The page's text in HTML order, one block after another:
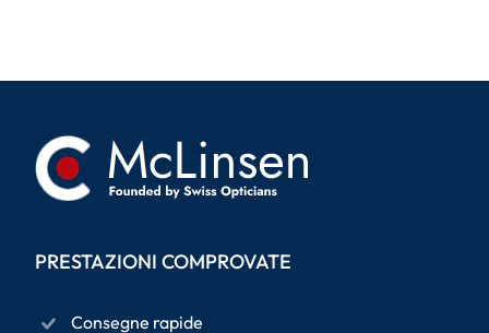
PRESTAZIONI COMPROVATE
Consegne rapide